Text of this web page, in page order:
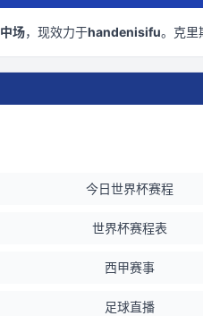
中场，现效力于handenisifu。 克里
今日世界杯赛程
世界杯赛程表
西甲赛事
足球直播